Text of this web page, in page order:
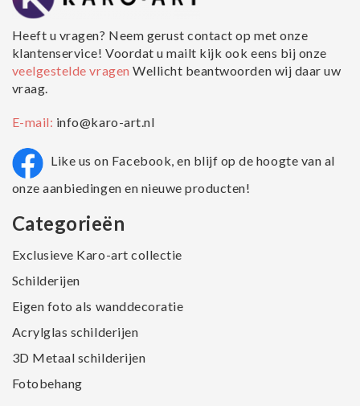
Heeft u vragen? Neem gerust contact op met onze
klantenservice! Voordat u mailt kijk ook eens bij onze
veelgestelde vragenWellicht beantwoorden wij daar uw
vraag.
E-mail: info@karo-art.nl
Like us on Facebook, en blijf op de hoogte van al
onze aanbiedingen en nieuwe producten!
Categorieën
Exclusieve Karo-art collectie
Schilderijen
Eigen foto als wanddecoratie
Acrylglas schilderijen
3D Metaal schilderijen
Fotobehang